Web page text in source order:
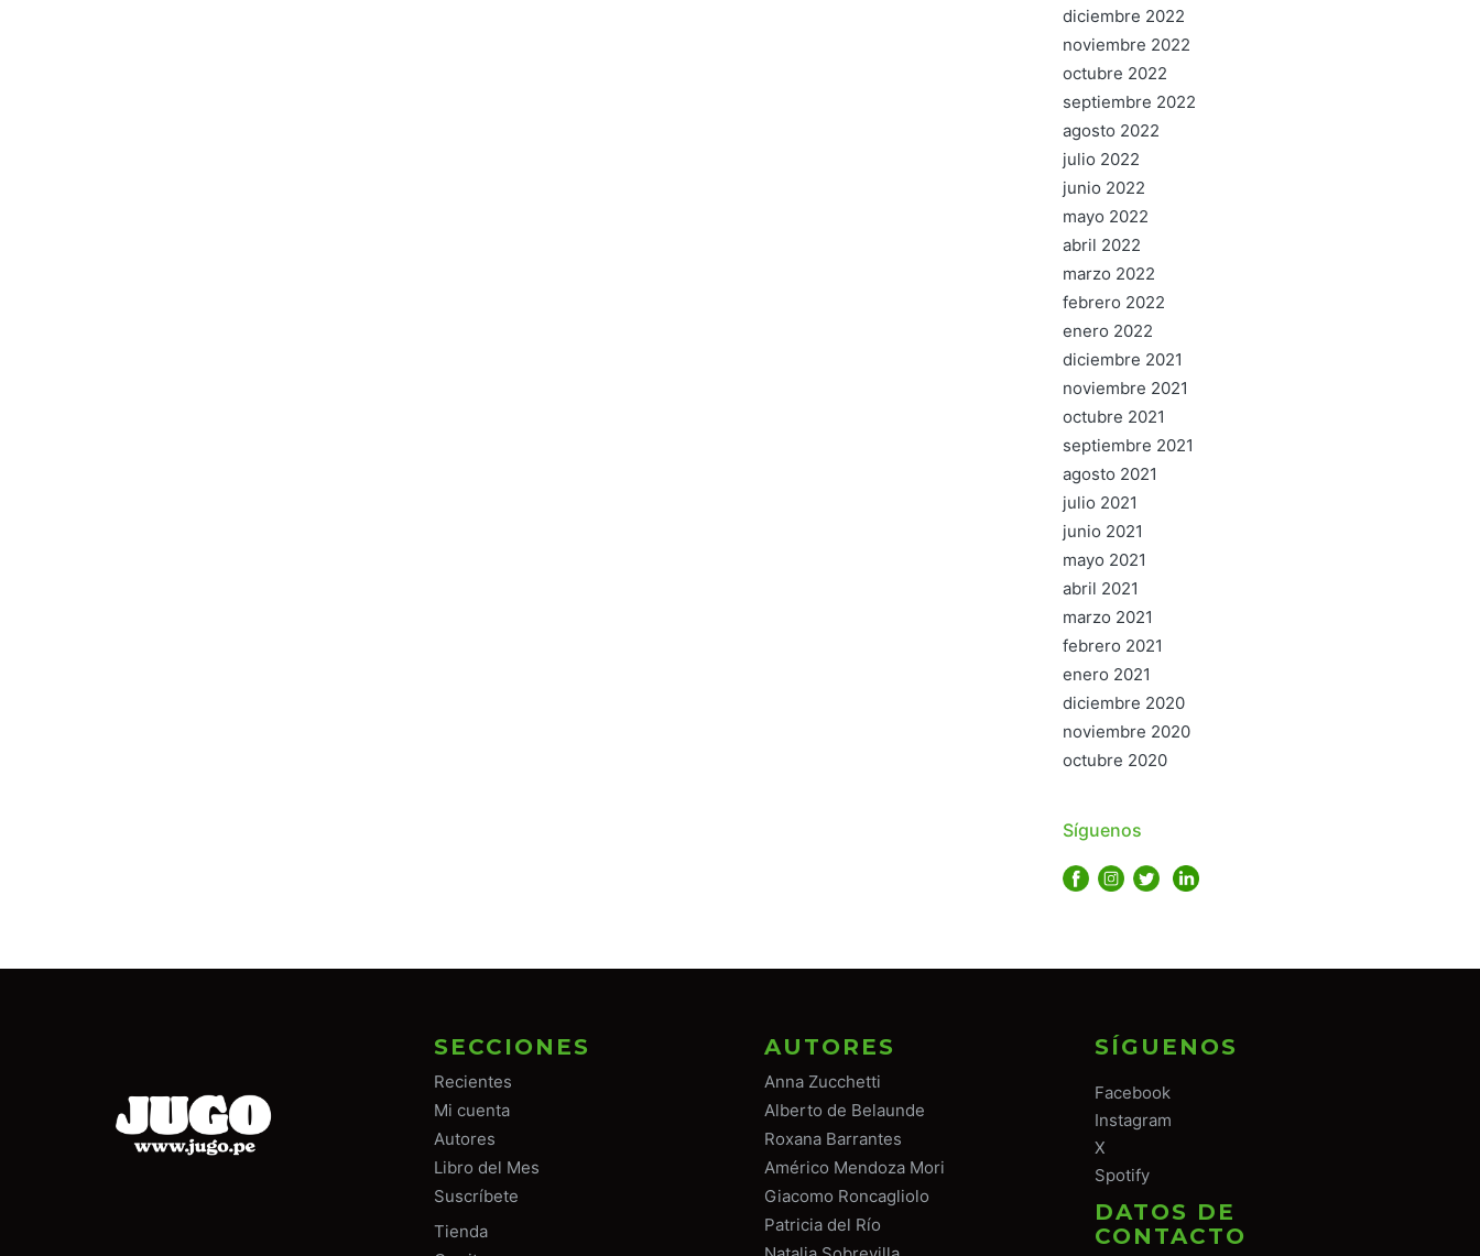
diciembre 2022
noviembre 2022
octubre 2022
septiembre 2022
agosto 2022
julio 2022
junio 2022
mayo 2022
abril 2022
marzo 2022
febrero 2022
enero 2022
diciembre 2021
noviembre 2021
octubre 2021
septiembre 2021
agosto 2021
julio 2021
junio 2021
mayo 2021
abril 2021
marzo 2021
febrero 2021
enero 2021
diciembre 2020
noviembre 2020
octubre 2020
Síguenos
SECCIONES
Recientes
Mi cuenta
Autores
Libro del Mes
Suscríbete
Tienda
AUTORES
Anna Zucchetti
Alberto de Belaunde
Roxana Barrantes
Américo Mendoza Mori
Giacomo Roncagliolo
Patricia del Río
SÍGUENOS
Facebook
Instagram
X
Spotify
DATOS DE
CONTACTO